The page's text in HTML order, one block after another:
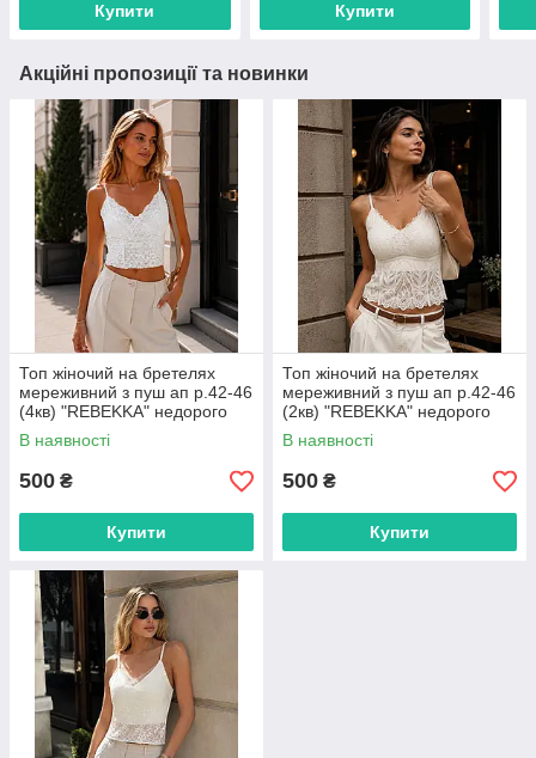
Купити Купити
Акційні пропозиції та новинки
Топ жіночий на бретелях
мереживний з пуш ап р.42-46
(4кв) "REBEKKA" недорого
гуртом від прямого
постачальника
В наявності
500 ₴
Купити
Топ жіночий на бретелях
мереживний з пуш ап р.42-46
(2кв) "REBEKKA" недорого
гуртом від прямого
постачальника
В наявності
500 ₴
Купити